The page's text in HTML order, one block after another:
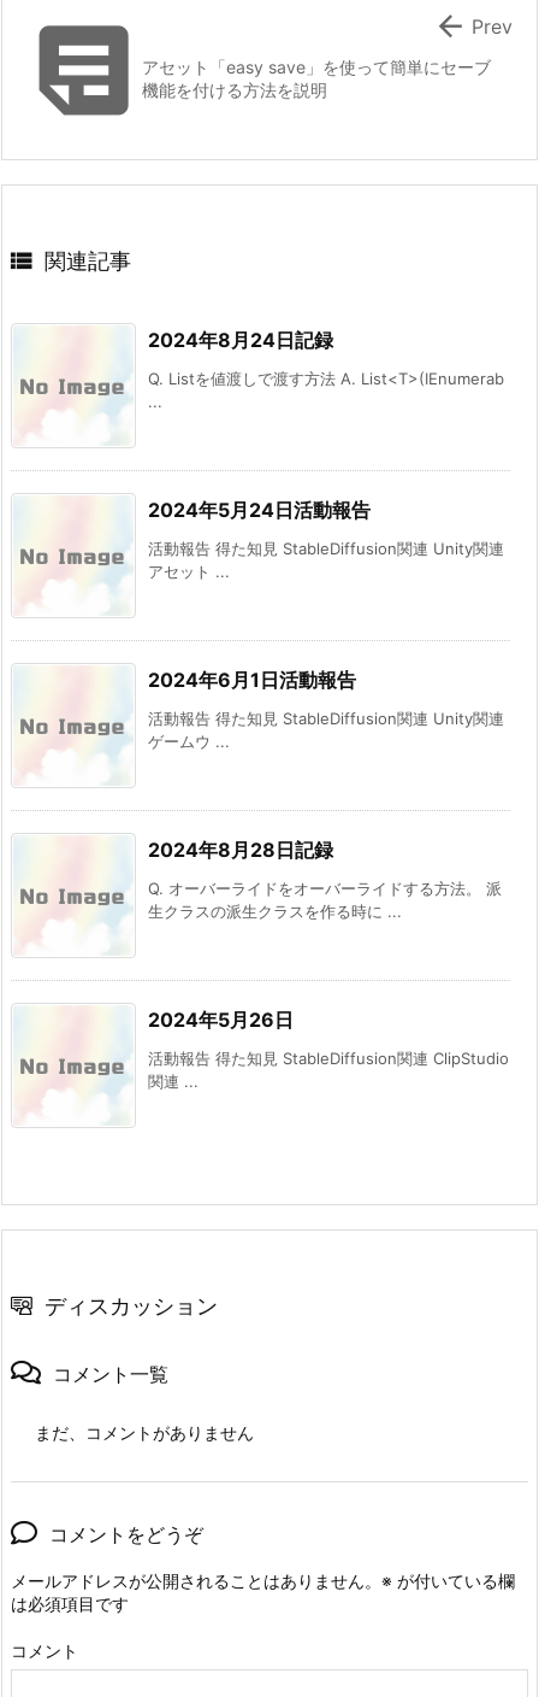
アセット「easy save」を使って簡単にセーブ
機能を付ける方法を説明
 Prev
 関連記事
2024年8月24日記録
Q. Listを値渡しで渡す方法 A. List<T>(IEnumerab
...
2024年5月24日活動報告
活動報告 得た知見 StableDiffusion関連 Unity関連
アセット ...
2024年6月1日活動報告
活動報告 得た知見 StableDiffusion関連 Unity関連
ゲームウ ...
2024年8月28日記録
Q. オーバーライドをオーバーライドする方法。 派
生クラスの派生クラスを作る時に ...
2024年5月26日
活動報告 得た知見 StableDiffusion関連 ClipStudio
関連 ...
ディスカッション
コメント一覧
まだ、コメントがありません
コメントをどうぞ
メールアドレスが公開されることはありません。 ※ が付いている欄
は必須項目です
コメント